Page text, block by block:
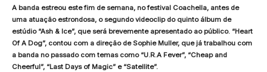
A banda estreou este fim de semana, no festival Coachella, antes de
uma atuação estrondosa, o segundo videoclip do quinto álbum de
estúdio “Ash & Ice”, que será brevemente apresentado ao público. “Heart
Of A Dog”, contou com a direção de Sophie Muller, que já trabalhou com
a banda no passado com temas como “U.R.A Fever”, “Cheap and
Cheerful”, “Last Days of Magic” e “Satellite”.